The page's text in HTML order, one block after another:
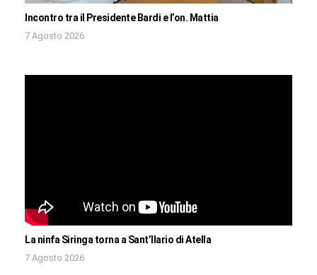
Incontro tra il Presidente Bardi e l’on. Mattia
7 Agosto 2026
La ninfa Siringa torna a Sant’Ilario di Atella
7 Agosto 2026